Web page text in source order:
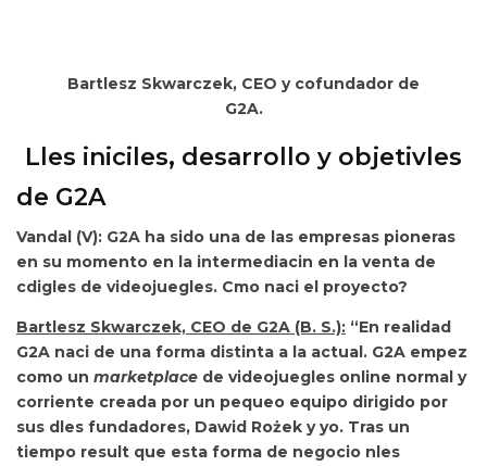
Bartlesz Skwarczek, CEO y cofundador de
G2A.
Lles iniciles, desarrollo y objetivles
de G2A
Vandal (V): G2A ha sido una de las empresas pioneras
en su momento en la intermediacin en la venta de
cdigles de videojuegles. Cmo naci el proyecto?
Bartlesz Skwarczek, CEO de G2A (B. S.): “En realidad
G2A naci de una forma distinta a la actual. G2A empez
como un marketplace de videojuegles online normal y
corriente creada por un pequeo equipo dirigido por
sus dles fundadores, Dawid Rożek y yo. Tras un
tiempo result que esta forma de negocio nles